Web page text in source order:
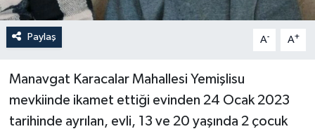
Paylaş A- A+
Manavgat Karacalar Mahallesi Yemişlisu
mevkiinde ikamet ettiği evinden 24 Ocak 2023
tarihinde ayrılan, evli, 13 ve 20 yaşında 2 çocuk